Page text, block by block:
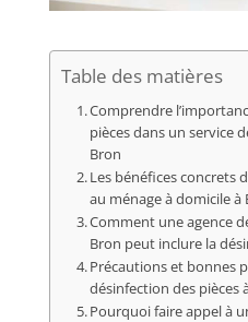
Table des matières
Comprendre
pièces dans un service
Bron
Les bénéfices concrets
au ménage à domicile à
Comment une agence
Bron peut inclure la
Précautions et bonnes
désinfection des pièces
Pourquoi faire appel à